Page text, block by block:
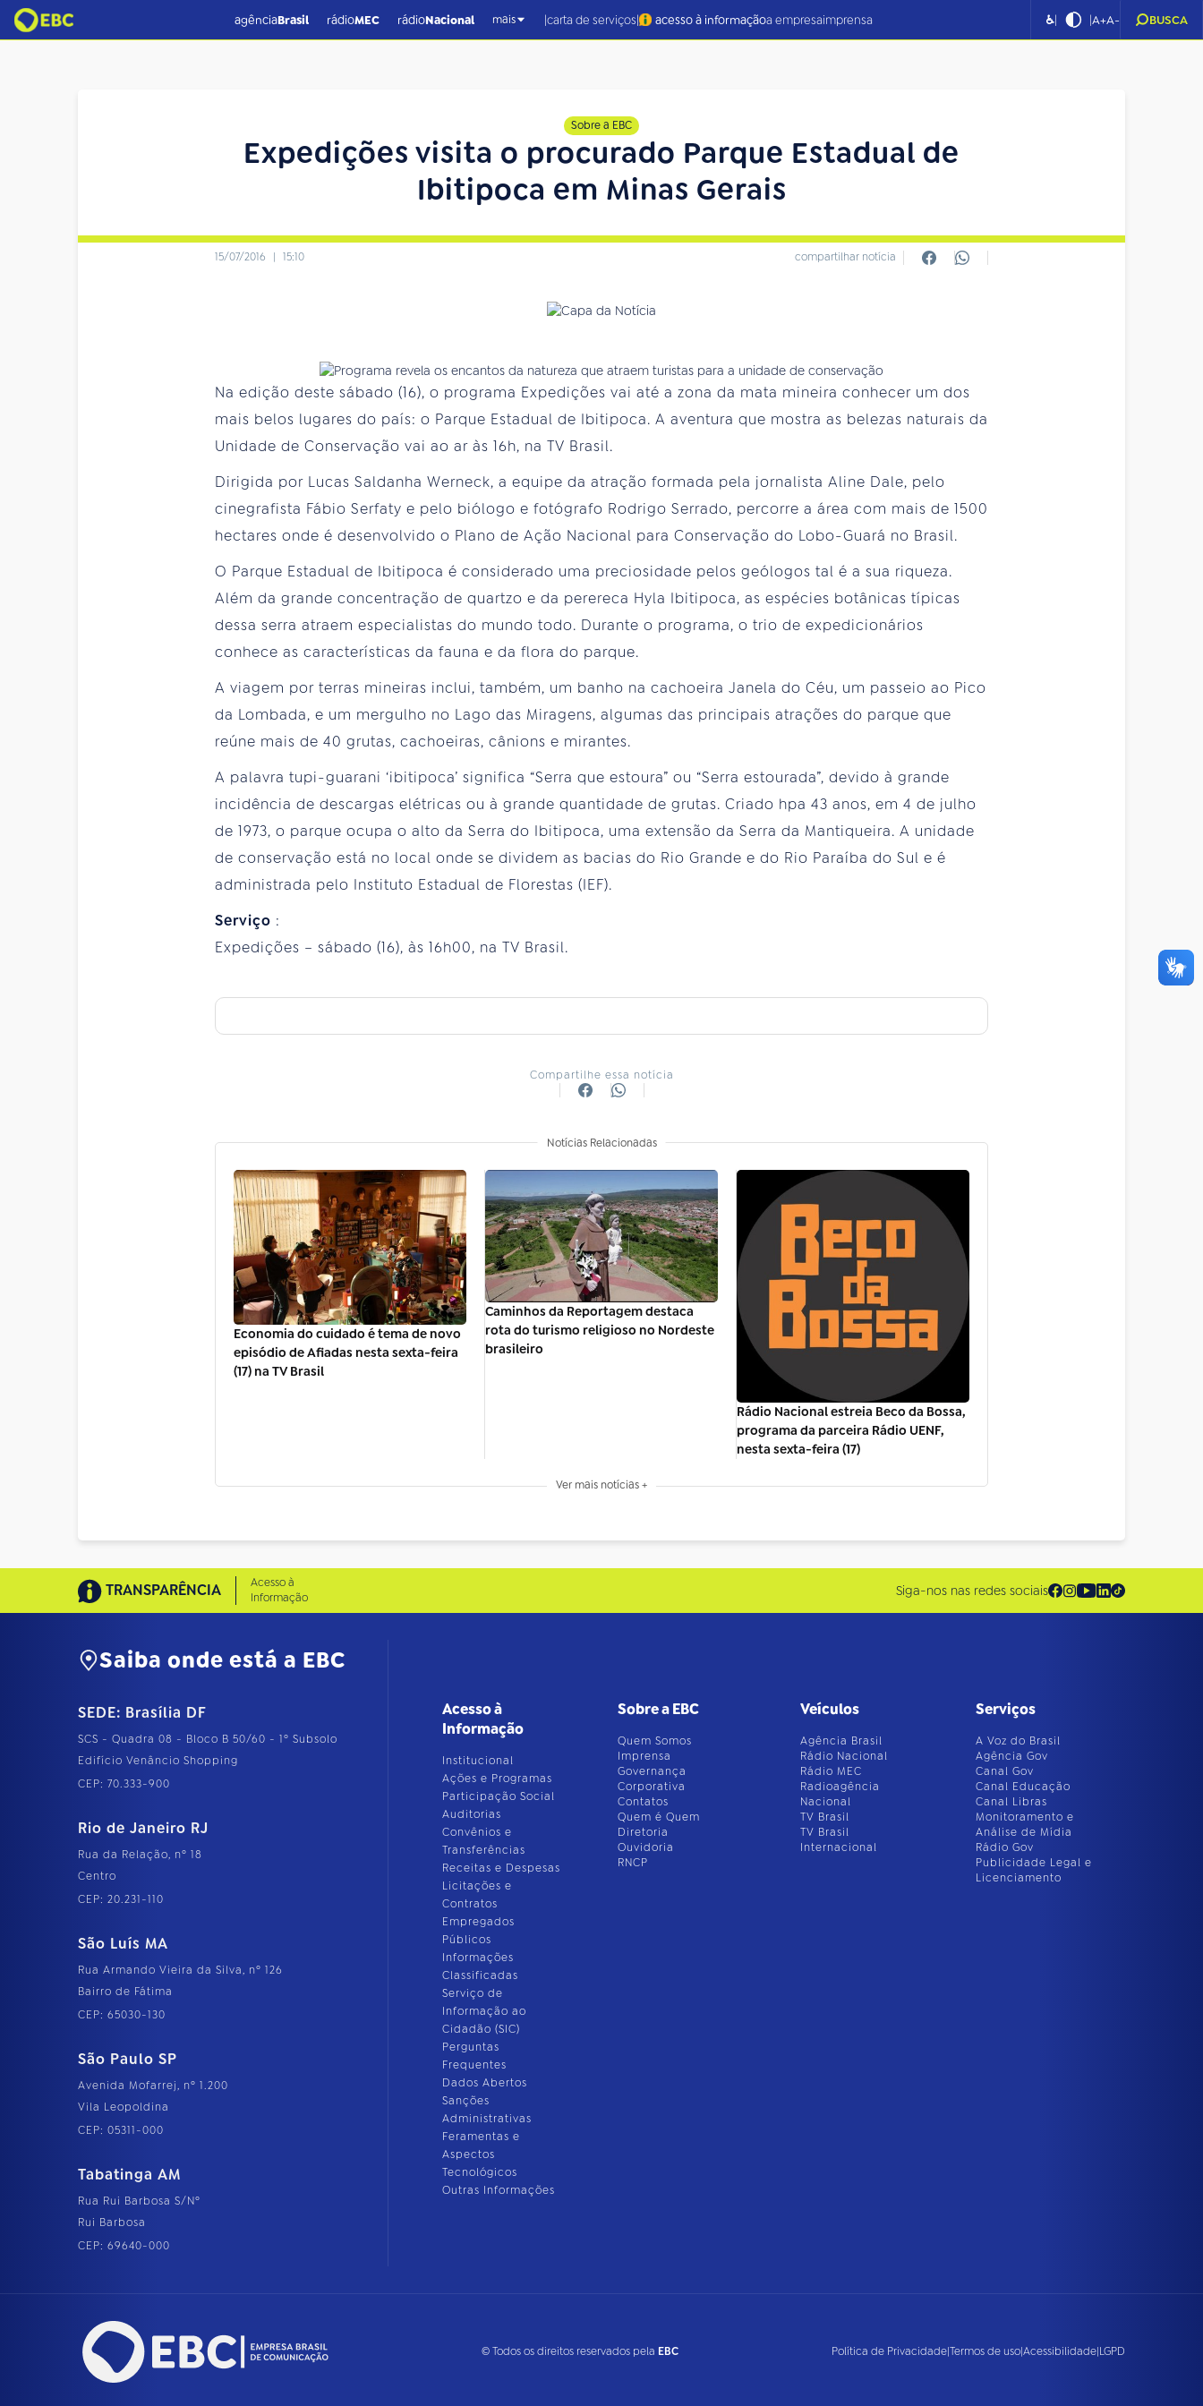
agênciaBrasil rádioMEC rádioNacional mais |carta de serviços| acesso à informaçãoa empresaimprensa ♿| |A+A- BUSCA
Sobre a EBC
Expedições visita o procurado Parque Estadual de
Ibitipoca em Minas Gerais
15/07/2016 | 15:10 compartilhar notícia
Na edição deste sábado (16), o programa Expedições vai até a zona da mata mineira conhecer um dos
mais belos lugares do país: o Parque Estadual de Ibitipoca. A aventura que mostra as belezas naturais da
Unidade de Conservação vai ao ar às 16h, na TV Brasil.
Dirigida por Lucas Saldanha Werneck, a equipe da atração formada pela jornalista Aline Dale, pelo
cinegrafista Fábio Serfaty e pelo biólogo e fotógrafo Rodrigo Serrado, percorre a área com mais de 1500
hectares onde é desenvolvido o Plano de Ação Nacional para Conservação do Lobo-Guará no Brasil.
O Parque Estadual de Ibitipoca é considerado uma preciosidade pelos geólogos tal é a sua riqueza.
Além da grande concentração de quartzo e da perereca Hyla Ibitipoca, as espécies botânicas típicas
dessa serra atraem especialistas do mundo todo. Durante o programa, o trio de expedicionários
conhece as características da fauna e da flora do parque.
A viagem por terras mineiras inclui, também, um banho na cachoeira Janela do Céu, um passeio ao Pico
da Lombada, e um mergulho no Lago das Miragens, algumas das principais atrações do parque que
reúne mais de 40 grutas, cachoeiras, cânions e mirantes.
A palavra tupi-guarani ‘ibitipoca’ significa “Serra que estoura” ou “Serra estourada”, devido à grande
incidência de descargas elétricas ou à grande quantidade de grutas. Criado hpa 43 anos, em 4 de julho
de 1973, o parque ocupa o alto da Serra do Ibitipoca, uma extensão da Serra da Mantiqueira. A unidade
de conservação está no local onde se dividem as bacias do Rio Grande e do Rio Paraíba do Sul e é
administrada pelo Instituto Estadual de Florestas (IEF).
Serviço :
Expedições – sábado (16), às 16h00, na TV Brasil.
Compartilhe essa notícia
Notícias Relacionadas
Economia do cuidado é tema de novo
episódio de Afiadas nesta sexta-feira
(17) na TV Brasil
Caminhos da Reportagem destaca
rota do turismo religioso no Nordeste
brasileiro
Rádio Nacional estreia Beco da Bossa,
programa da parceira Rádio UENF,
nesta sexta-feira (17)
Ver mais notícias +
TRANSPARÊNCIA
Acesso à
Informação
Siga-nos nas redes sociais
Saiba onde está a EBC
SEDE: Brasília DF
SCS - Quadra 08 - Bloco B 50/60 - 1º Subsolo
Edifício Venâncio Shopping
CEP: 70.333-900
Rio de Janeiro RJ
Rua da Relação, nº 18
Centro
CEP: 20.231-110
São Luís MA
Rua Armando Vieira da Silva, nº 126
Bairro de Fátima
CEP: 65030-130
São Paulo SP
Avenida Mofarrej, nº 1.200
Vila Leopoldina
CEP: 05311-000
Tabatinga AM
Rua Rui Barbosa S/Nº
Rui Barbosa
CEP: 69640-000
Acesso à
Informação
Institucional
Ações e Programas
Participação Social
Auditorias
Convênios e
Transferências
Receitas e Despesas
Licitações e
Contratos
Empregados
Públicos
Informações
Classificadas
Serviço de
Informação ao
Cidadão (SIC)
Perguntas
Frequentes
Dados Abertos
Sanções
Administrativas
Feramentas e
Aspectos
Tecnológicos
Outras Informações
Sobre a EBC
Quem Somos
Imprensa
Governança
Corporativa
Contatos
Quem é Quem
Diretoria
Ouvidoria
RNCP
Veículos
Agência Brasil
Rádio Nacional
Rádio MEC
Radioagência
Nacional
TV Brasil
TV Brasil
Internacional
Serviços
A Voz do Brasil
Agência Gov
Canal Gov
Canal Educação
Canal Libras
Monitoramento e
Análise de Mídia
Rádio Gov
Publicidade Legal e
Licenciamento
© Todos os direitos reservados pela EBC Política de Privacidade|Termos de uso|Acessibilidade|LGPD